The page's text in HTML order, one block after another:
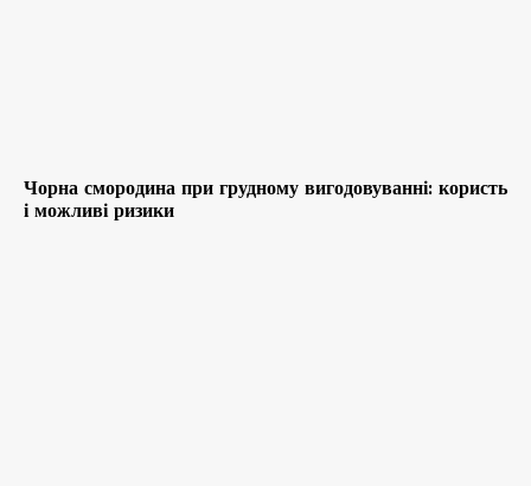
Чорна смородина при грудному вигодовуванні: користь
і можливі ризики